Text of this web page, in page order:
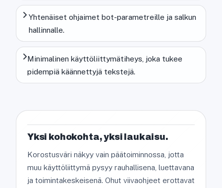
Yhtenäiset ohjaimet bot-parametreille ja salkun
hallinnalle.
Minimalinen käyttöliittymätiheys, joka tukee
pidempiä käännettyjä tekstejä.
Yksi kohokohta, yksi laukaisu.
Korostusväri näkyy vain päätoiminnossa, jotta
muu käyttöliittymä pysyy rauhallisena, luettavana
ja toimintakeskeisenä. Ohut viivaohjeet erottavat